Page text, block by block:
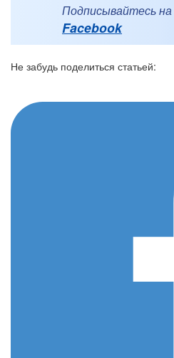
Подписывайтесь на
Facebook
Не забудь поделиться статьей: